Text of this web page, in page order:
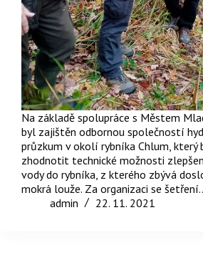
Na základě spolupráce s Městem
byl zajištěn odbornou společností
průzkum v okolí rybníka Chlum, který
zhodnotit technické možnosti
vody do rybníka, z kterého zbývá
mokrá louže. Za organizaci se
admin
22. 11. 2021